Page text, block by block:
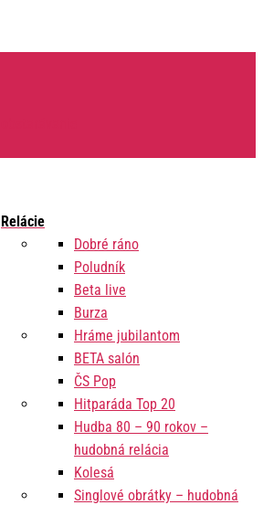
Relácie
Dobré ráno
Poludník
Beta live
Burza
Hráme jubilantom
BETA salón
ČS Pop
Hitparáda Top 20
Hudba 80 – 90 rokov –
hudobná relácia
Kolesá
Singlové obrátky – hudobná